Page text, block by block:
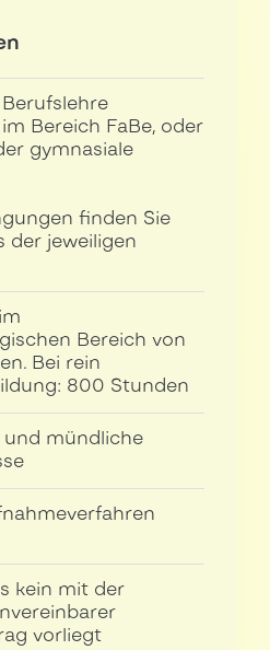
Bereich FaBe, oder
gymnasiale
finden Sie
der jeweiligen
Bereich von
Bei rein
800 Stunden
mündliche
kein mit der
vorliegt